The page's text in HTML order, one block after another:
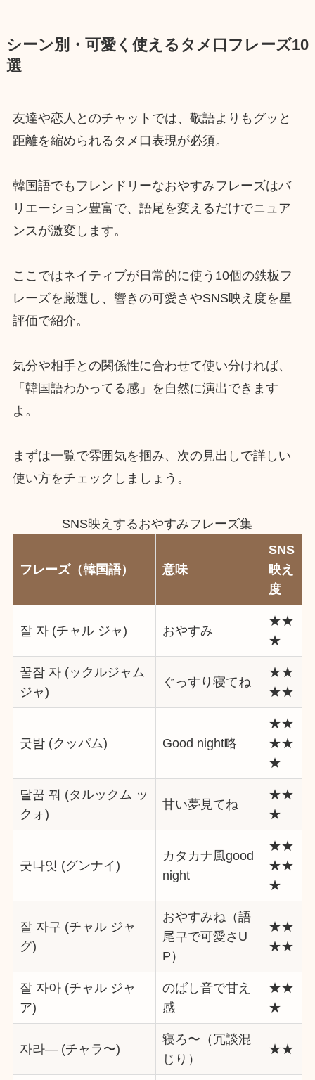
シーン別・可愛く使えるタメ口フレーズ10
選
友達や恋人とのチャットでは、敬語よりもグッと
距離を縮められるタメ口表現が必須。
韓国語でもフレンドリーなおやすみフレーズはバ
リエーション豊富で、語尾を変えるだけでニュア
ンスが激変します。
ここではネイティブが日常的に使う10個の鉄板フ
レーズを厳選し、響きの可愛さやSNS映え度を星
評価で紹介。
気分や相手との関係性に合わせて使い分ければ、
「韓国語わかってる感」を自然に演出できます
よ。
まずは一覧で雰囲気を掴み、次の見出しで詳しい
使い方をチェックしましょう。
SNS映えするおやすみフレーズ集
フレーズ（韓国語） 意味
SNS
映え
度
잘 자 (チャル ジャ) おやすみ
★★
★
꿀잠 자 (ックルジャム
ジャ)
ぐっすり寝てね
★★
★★
굿밤 (クッパム) Good night略
★★
★★
★
달꿈 꿔 (タルックム ッ
クォ)
甘い夢見てね
★★
★
굿나잇 (グンナイ)
カタカナ風good
night
★★
★★
★
잘 자구 (チャル ジャ
グ)
おやすみね（語
尾구で可愛さU
P）
★★
★★
잘 자아 (チャル ジャ
ア)
のばし音で甘え
感
★★
★
자라— (チャラ〜)
寝ろ〜（冗談混
じり）
★★